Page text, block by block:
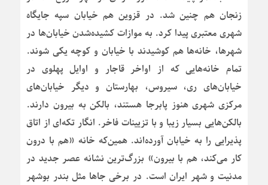
زنجان هم چنین شد. در قزوین هم خیابان سپه جایگاه
شهری معتبری پیدا کرد. به موازات کشیده‌شدن خیابان‌ها در
شهرها، خانه‌ها هم کوشیدند با خیابان و کوچه یکی شوند.
تمام خانه‌هایی که از اواخر قاجار و اوایل پهلوی در
خیابان‌های ری، سیروس، بهارستان و دیگر خیابان‌های
مرکزی شهری هنوز پابرجا هستند، بالکن به بیرون دارند.
بالکن‌هایی بسیار زیبا و با تزیینات فاخر. انگار تکه‌ای از اتاق
پذیرایی را به خیابان آورده‌اند. همین‌که خانه «هم با درون
کار می‌کند، هم با بیرون» بزرگ‌ترین نشانه عصر جدید در
مدنیت و شهر ایران است. در برخی جاها مثل بندر بوشهر